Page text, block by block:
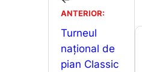
o
o
k
a
z
ă
ANTERIOR:
Turneul
național de
pian Classic